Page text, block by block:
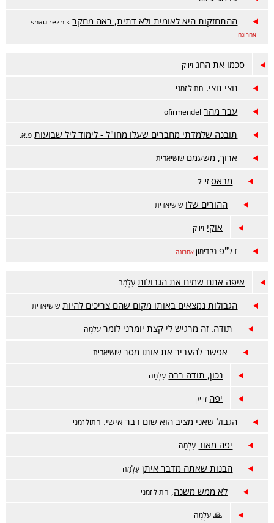
ההתחזקות היא לאומית ולא דתית, ראה מחקר shaulreznik
אחרונה
סכמו את החג זיויק
חצי־חצי. חתול זמני
עבר מהר ofirmendel
תובנה שלמדתי מחברים שעלו מחו"ל - לימוד ליל שבועות פ.א.
ארוך, משעמם שושיאדית
מבאס זיויק
ההורים שלו שושיאדית
אוקי זיויק
דל"פ נקדימון אחרונה
איפה אתם שמים את הגבולות עַלְמָה
הגבולות נמצאים באותו מקום שהם צריכים להיות שושיאדית
תודה. זה מרגיש לי קצת יומרני לומר עַלְמָה
אפשר להעביר את אותו מסר שושיאדית
נכון, תודה רבה עַלְמָה
יפה זיויק
הגבול שאני מציב הוא שום דבר אישי. חתול זמני
יפה מאוד עַלְמָה
הבנות שאתה מדבר איתן עַלְמָה
לא ממש משנה, חתול זמני
🙏 עַלְמָה